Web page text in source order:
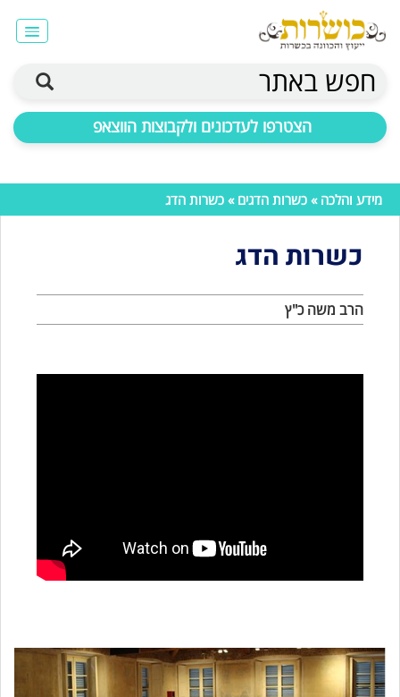
חפש באתר
הצטרפו לעדכונים ולקבוצות הווצאפ
מידע והלכה » כשרות הדגים » כשרות הדג
כשרות הדג
הרב משה כ"ץ